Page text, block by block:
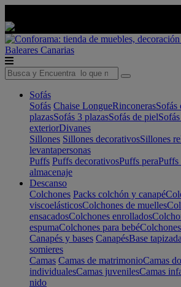
Baleares Canarias
Sofás
Sofás Chaise LongueRinconerasSofás
plazasSofás 3 plazasSofás de piel
exteriorDivanes
Sillones Sillones decorativosSillones
levantapersonas
Puffs Puffs decorativosPuffs peraPuffs
almacenaje
Descanso
Colchones Packs colchón y canapé
viscoelásticosColchones de muelles
ensacadosColchones enrollados
espumaColchones para bebé
Canapés y bases CanapésBase
somieres
Camas Camas de matrimonioCamas
individualesCamas juvenilesCamas
nido